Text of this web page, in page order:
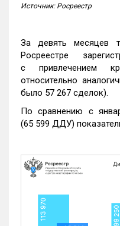
Источник: Росреестр
За девять месяцев
Росреестре
с привлечением
относительно
было 57 267 сделок).
По сравнению с
(65 599 ДДУ)